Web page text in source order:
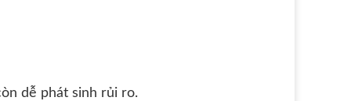
dễ phát sinh rủi ro.